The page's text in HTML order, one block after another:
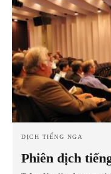
DỊCH TIẾNG NGA
Phiên dịch